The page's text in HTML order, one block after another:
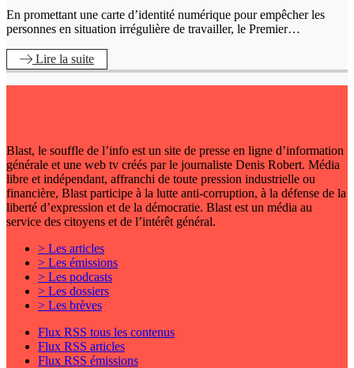
En promettant une carte d’identité numérique pour empêcher les
personnes en situation irrégulière de travailler, le Premier…
Lire la suite
Blast, le souffle de l’info est un site de presse en ligne d’information
générale et une web tv créés par le journaliste Denis Robert. Média
libre et indépendant, affranchi de toute pression industrielle ou
financière, Blast participe à la lutte anti-corruption, à la défense de la
liberté d’expression et de la démocratie. Blast est un média au
service des citoyens et de l’intérêt général.
> Les articles
> Les émissions
> Les podcasts
> Les dossiers
> Les brèves
Flux RSS tous les contenus
Flux RSS articles
Flux RSS émissions